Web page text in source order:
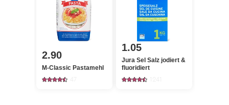
2.90
M-Classic Pastamehl
1.05
Jura Sel Salz jodiert &
fluoridiert